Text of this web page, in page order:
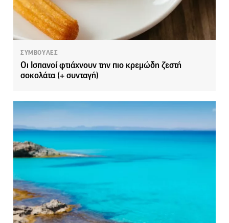
ΣΥΜΒΟΥΛΕΣ
Οι Ισπανοί φτιάχνουν την πιο κρεμώδη ζεστή
σοκολάτα (+ συνταγή)